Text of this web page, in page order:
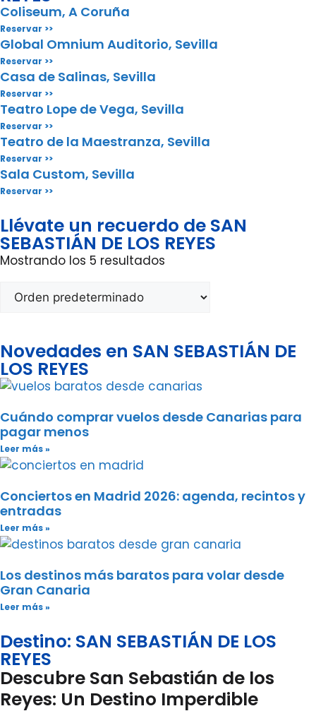
Coliseum, A Coruña
Reservar >>
Global Omnium Auditorio, Sevilla
Reservar >>
Casa de Salinas, Sevilla
Reservar >>
Teatro Lope de Vega, Sevilla
Reservar >>
Teatro de la Maestranza, Sevilla
Reservar >>
Sala Custom, Sevilla
Reservar >>
Llévate un recuerdo de SAN
SEBASTIÁN DE LOS REYES
Mostrando los 5 resultados
Novedades en SAN SEBASTIÁN DE
LOS REYES
Cuándo comprar vuelos desde Canarias para
pagar menos
Leer más »
Conciertos en Madrid 2026: agenda, recintos y
entradas
Leer más »
Los destinos más baratos para volar desde
Gran Canaria
Leer más »
Destino: SAN SEBASTIÁN DE LOS
REYES
Descubre San Sebastián de los
Reyes: Un Destino Imperdible